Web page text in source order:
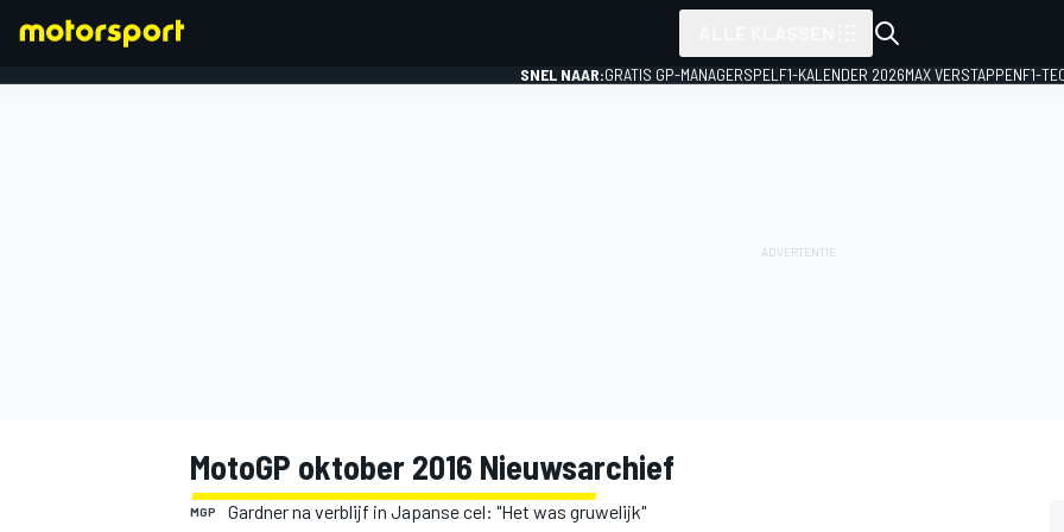
SNEL NAAR:GRATIS GP-MANAGERSPEL F1-KALENDER 2026MAX VERSTAPPENF1-
MotoGP oktober 2016 Nieuwsarchief
MGP Gardner na verblijf in Japanse cel: "Het was gruwelijk"